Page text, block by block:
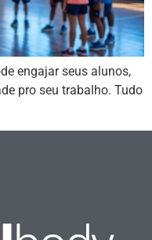
engajar seus alunos,
pro seu trabalho. Tudo